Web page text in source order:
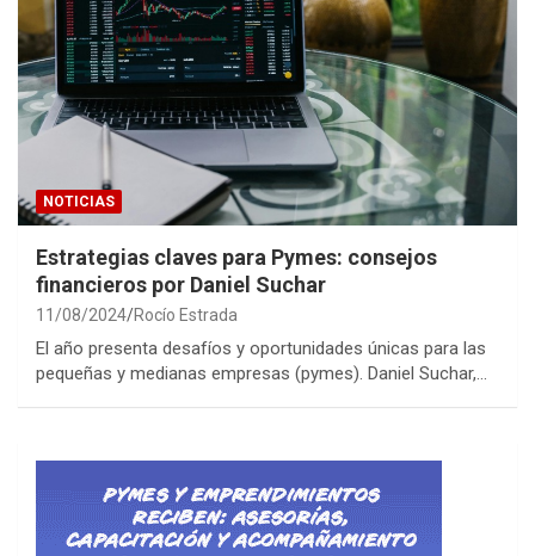
NOTICIAS
Estrategias claves para Pymes: consejos
financieros por Daniel Suchar
11/08/2024 Rocío Estrada
El año presenta desafíos y oportunidades únicas para las
pequeñas y medianas empresas (pymes). Daniel Suchar,…